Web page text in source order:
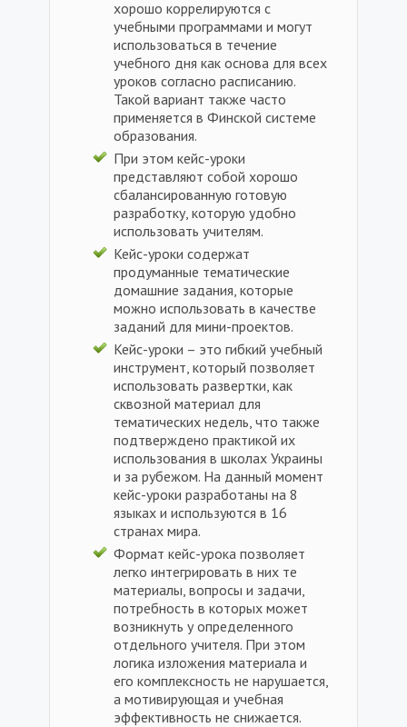
хорошо коррелируются с
учебными программами и могут
использоваться в течение
учебного дня как основа для всех
уроков согласно расписанию.
Такой вариант также часто
применяется в Финской системе
образования.
При этом кейс-уроки
представляют собой хорошо
сбалансированную готовую
разработку, которую удобно
использовать учителям.
Кейс-уроки содержат
продуманные тематические
домашние задания, которые
можно использовать в качестве
заданий для мини-проектов.
Кейс-уроки – это гибкий учебный
инструмент, который позволяет
использовать развертки, как
сквозной материал для
тематических недель, что также
подтверждено практикой их
использования в школах Украины
и за рубежом. На данный момент
кейс-уроки разработаны на 8
языках и используются в 16
странах мира.
Формат кейс-урока позволяет
легко интегрировать в них те
материалы, вопросы и задачи,
потребность в которых может
возникнуть у определенного
отдельного учителя. При этом
логика изложения материала и
его комплексность не нарушается,
а мотивирующая и учебная
эффективность не снижается.